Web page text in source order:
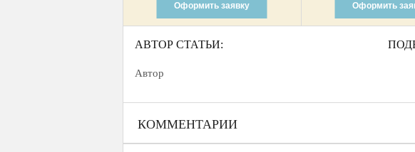
Оформить заявку Оформить
АВТОР СТАТЬИ:
Автор
КОММЕНТАРИИ